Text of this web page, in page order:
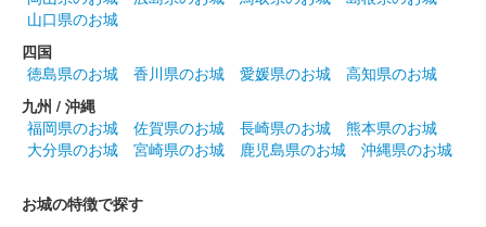
数量限定で販売された春の御城印。桜の印が追加されている。加
藤清正公の座右の銘「履道応乾」も押印されている。
熊本城 御城印 正月限定 卯
数量限定で元旦から販売された御城印。干支である卯と梅の印が
山口県のお城
四国
徳島県のお城
香川県のお城 愛媛県のお城
高知県のお城
九州 / 沖縄
福岡県のお城
佐賀県のお城 長崎県のお城
熊本県のお城
大分県のお城
宮崎県のお城 鹿児島県のお城 沖縄県のお城
お城の特徴で探す